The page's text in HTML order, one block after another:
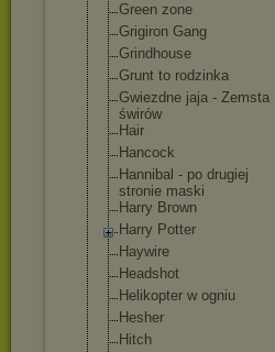
Green zone
Grigiron Gang
Grindhouse
Grunt to rodzinka
Gwiezdne jaja - Zemsta
świrów
Hair
Hancock
Hannibal - po drugiej
stronie maski
Harry Brown
Harry Potter
Haywire
Headshot
Helikopter w ogniu
Hesher
Hitch